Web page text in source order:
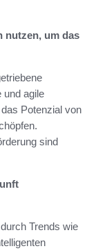
nutzen, um das
und agile
Potenzial von
sind
Trends wie